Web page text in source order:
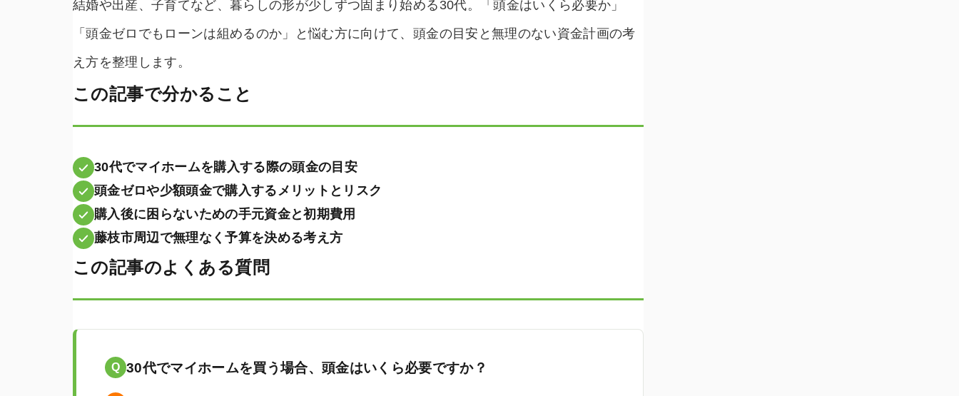
結婚や出産、子育てなど、暮らしの形が少しずつ固まり始める 30代。「頭金はいくら必要か」
「頭金ゼロでもローンは組めるのか」と悩む方に向けて、頭金の目安と無理のない資金計画の考
え方を整理します。
この記事で分かること
30代でマイホームを購入する際の頭金の目安
頭金ゼロや少額頭金で購入するメリットとリスク
購入後に困らないための手元資金と初期費用
藤枝市周辺で無理なく予算を決める考え方
この記事のよくある質問
Q 30代でマイホームを買う場合、頭金はいくら必要ですか？